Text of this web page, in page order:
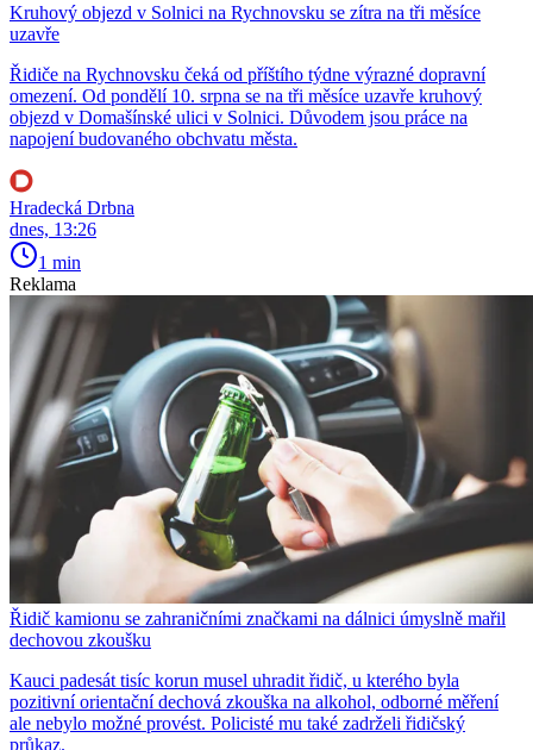
Kruhový objezd v Solnici na Rychnovsku se zítra na tři měsíce
uzavře
Řidiče na Rychnovsku čeká od příštího týdne výrazné dopravní
omezení. Od pondělí 10. srpna se na tři měsíce uzavře kruhový
objezd v Domašínské ulici v Solnici. Důvodem jsou práce na
napojení budovaného obchvatu města.
Hradecká Drbna
dnes, 13:26
1 min
Reklama
Řidič kamionu se zahraničními značkami na dálnici úmyslně mařil
dechovou zkoušku
Kauci padesát tisíc korun musel uhradit řidič, u kterého byla
pozitivní orientační dechová zkouška na alkohol, odborné měření
ale nebylo možné provést. Policisté mu také zadrželi řidičský
průkaz.